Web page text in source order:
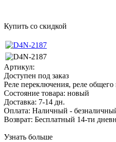
Купить со скидкой
Артикул:
Доступен под заказ
Реле переключения, реле общего
Состояние товара: новый
Доставка: 7-14 дн.
Оплата: Наличный -
Возврат: Бесплатный 14-ти
Узнать больше